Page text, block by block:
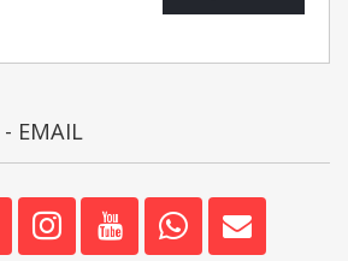
- EMAIL